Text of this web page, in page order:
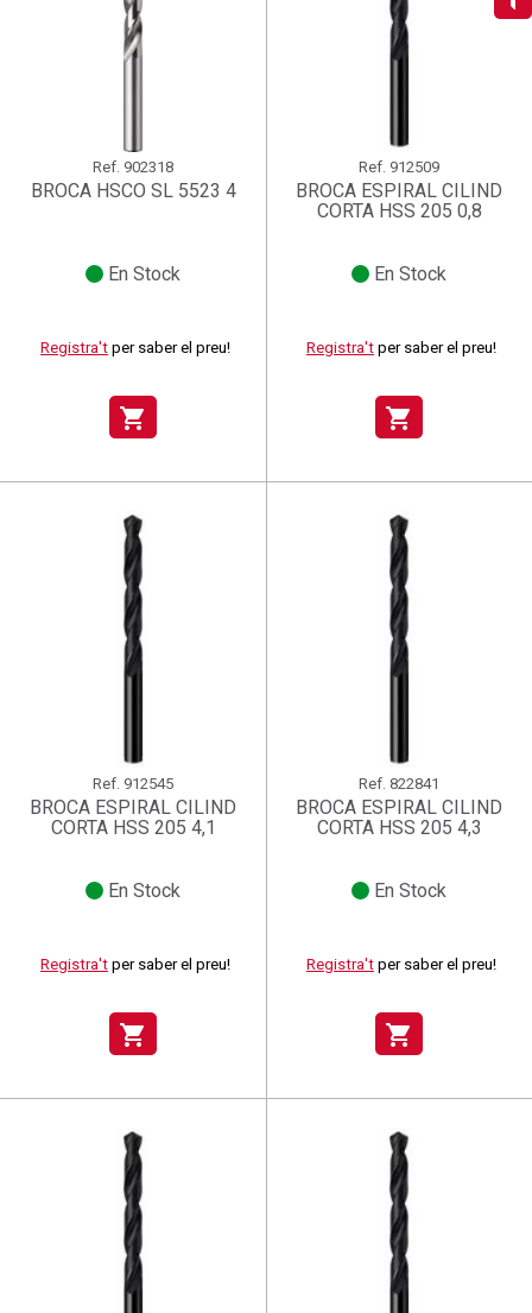
((cancelText)) ((deleteText))
Connectar-se
Ref. 902318
BROCA HSCO SL 5523 4
En Stock
Registra't per saber el preu!
shopping_cart
Ref. 912509
BROCA ESPIRAL CILIND
CORTA HSS 205 0,8
En Stock
Registra't per saber el preu!
shopping_cart
Ref. 912545
BROCA ESPIRAL CILIND
CORTA HSS 205 4,1
En Stock
Registra't per saber el preu!
shopping_cart
Ref. 822841
BROCA ESPIRAL CILIND
CORTA HSS 205 4,3
En Stock
Registra't per saber el preu!
shopping_cart